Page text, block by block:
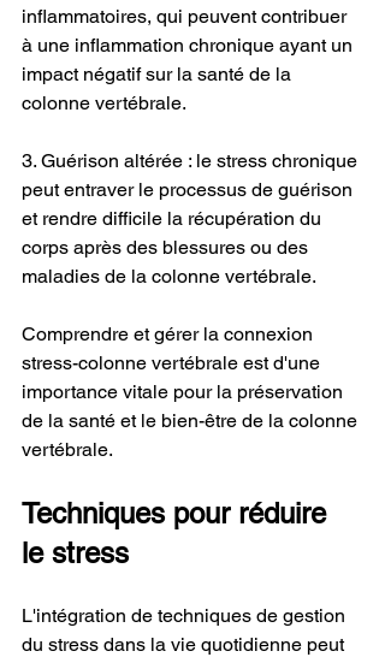
inflammatoires, qui peuvent contribuer
à une inflammation chronique ayant un
impact négatif sur la santé de la
colonne vertébrale.
3. Guérison altérée : le stress chronique
peut entraver le processus de guérison
et rendre difficile la récupération du
corps après des blessures ou des
maladies de la colonne vertébrale.
Comprendre et gérer la connexion
stress-colonne vertébrale est d'une
importance vitale pour la préservation
de la santé et le bien-être de la colonne
vertébrale.
Techniques pour réduire
le stress
L'intégration de techniques de gestion
du stress dans la vie quotidienne peut